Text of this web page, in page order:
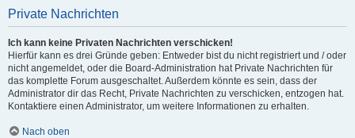
Private Nachrichten
Ich kann keine Privaten Nachrichten verschicken!
Hierfür kann es drei Gründe geben: Entweder bist du nicht registriert und / oder
nicht angemeldet, oder die Board-Administration hat Private Nachrichten für
das komplette Forum ausgeschaltet. Außerdem könnte es sein, dass der
Administrator dir das Recht, Private Nachrichten zu verschicken, entzogen hat.
Kontaktiere einen Administrator, um weitere Informationen zu erhalten.
Nach oben